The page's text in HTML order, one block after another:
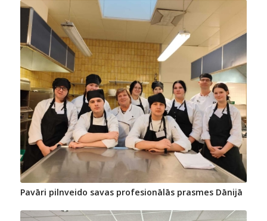
Pavāri pilnveido savas profesionālās prasmes Dānijā